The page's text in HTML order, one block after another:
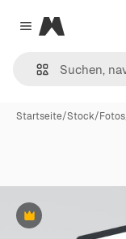
Close menu
Magnific
Startseite/Stock/Fotos
Premium